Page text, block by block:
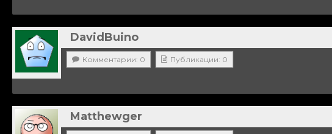
DavidBuino
Комментарии: 0 Публикации: 0
Matthewger